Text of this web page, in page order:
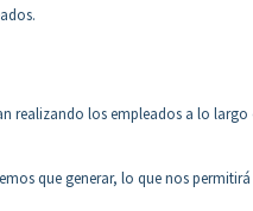
realizando los empleados a lo largo
que generar, lo que nos permitirá